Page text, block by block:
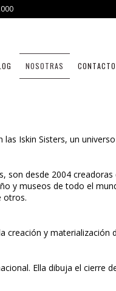
NOSOTRAS CONTACTO
Iskin Sisters, un
son desde 2004
y museos de todo el
otros.
creación y materialización
Ella dibuja el cierre